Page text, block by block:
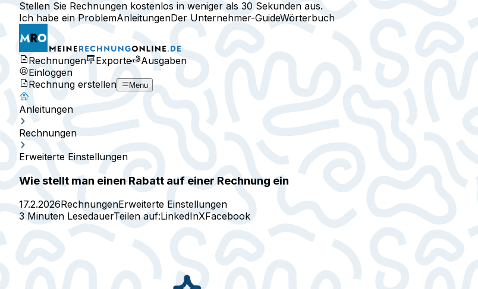
Stellen Sie Rechnungen kostenlos in weniger als 30 Sekunden aus.
Ich habe ein ProblemAnleitungenDer Unternehmer-GuideWörterbuch
Rechnungen Exporte
Ausgaben
Einloggen
Rechnung erstellen
Menu
Anleitungen
Rechnungen
Erweiterte Einstellungen
Wie stellt man einen Rabatt auf einer Rechnung ein
17.2.2026RechnungenErweiterte Einstellungen
3 Minuten LesedauerTeilen auf:LinkedInXFacebook